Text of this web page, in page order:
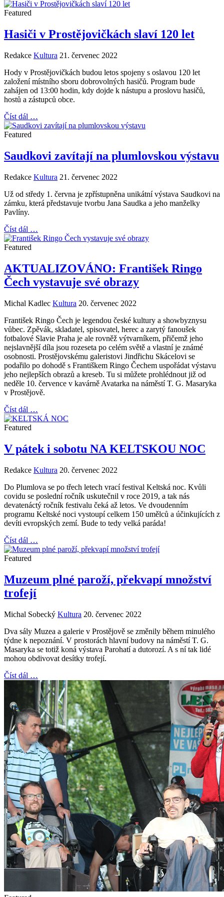
Featured
Hasiči v Prostějovičkách slaví 120 let
Redakce Kultura 21. červenec 2022
Hody v Prostějovičkách budou letos spojeny s oslavou 120 let
založení místního sboru dobrovolných hasičů. Program bude
zahájen od 13:00 hodin, kdy dojde k nástupu a proslovu hasičů,
hostů a zástupců obce.
Číst dál …
Featured
Saudkovi zavítají na plumlovskou výstavu
Redakce Kultura 21. červenec 2022
Už od středy 1. června je zpřístupněna unikátní výstava Saudkovi na
zámku, která představuje tvorbu Jana Saudka a jeho manželky
Pavlíny.
Číst dál …
Featured
AKTUALIZOVÁNO: František Ringo
Čech vystavuje své obrazy
Michal Kadlec Kultura 20. červenec 2022
František Ringo Čech je legendou české kultury a showbyznysu
vůbec. Zpěvák, skladatel, spisovatel, herec a zarytý fanoušek
fotbalové Slavie Praha je ale rovněž výtvarníkem, přičemž jeho
nejslavnější díla jsou rozeseta po celém světě a vlastní je známé
osobnosti. Prostějovskému galeristovi Jindřichu Skácelovi se
podařilo po dohodě s Františkem Ringo Čechem uspořádat výstavu
jeho nejlepších obrazů a kreseb. Tu si můžete prohlédnout již od
neděle 10. července v kavárně Avatarka na náměstí T. G. Masaryka
v Prostějově.
Číst dál …
Featured
V pátek i sobotu NA KELTSKOU NOC
Redakce Kultura 20. červenec 2022
Do Plumlova se po třech letech vrací festival Keltská noc. Kvůli
covidu se poslední ročník uskutečnil v roce 2019, a tak nás
devatenáctý ročník festivalu čeká až letos. Ve dvoudenním
programu Keltské noci vystoupí celkem 150 umělců a účinkujících z
devíti evropských zemí. Bude to tedy velká paráda!
Číst dál …
Featured
Muzeum plné paroží, překvapí množství
trofejí
Michal Sobecký Kultura 20. červenec 2022
Dva sály Muzea a galerie v Prostějově se změnily během minulého
týdne k nepoznání. V prostorách hlavní budovy na náměstí T. G.
Masaryka se totiž koná výstava Parohatí a dutorozí. A s ní tak lidé
mohou obdivovat desítky trofejí.
Číst dál …